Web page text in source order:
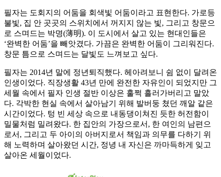
필자는 도회지의 어둠을 회색빛 어둠이라고 표현한다. 가로등
불빛, 집 안 곳곳의 스위치에서 꺼지지 않는 빛, 그리고 창문으
로 스며드는 박명(薄明). 이 도시에서 살고 있는 현대인들은
‘완벽한 어둠’을 빼앗겼다. 가끔은 완벽한 어둠이 그리워진다.
창문 틈으로 스며드는 달빛도 느껴보고 싶다.
필자는 2014년 말에 정년퇴직했다. 헤아려보니 쉼 없이 달려온
인생이었다. 직장생활 43년 만에 완전한 자유인이 되었지만 그
세월 속에서 필자 인생 절반 이상은 훌쩍 흘러가버리고 말았
다. 각박한 현실 속에서 살아남기 위해 발버둥 쳤던 깨알 같은
시간이었다. 텅 빈 세상 속으로 내동댕이쳐진 듯한 허전함이
밀물처럼 밀려왔다. 한 집안의 가장으로서, 한 여인의 남편으
로서, 그리고 두 아이의 아버지로서 책임과 의무를 다하기 위
해 노력하며 살아왔던 시간, 정녕 내 자신은 까마득하게 잊고
살아온 세월이었다.